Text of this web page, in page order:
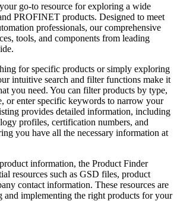
go-to resource for exploring a wide
PROFINET products. Designed to meet
professionals, our comprehensive
tools, and components from leading
for specific products or simply exploring
intuitive search and filter functions make it
you need. You can filter products by type,
or enter specific keywords to narrow your
provides detailed information, including
profiles, certification numbers, and
you have all the necessary information at
information, the Product Finder
resources such as GSD files, product
contact information. These resources are
and implementing the right products for your